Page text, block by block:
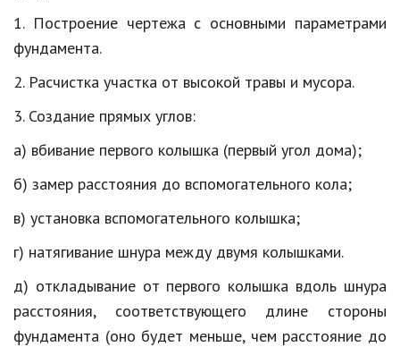
Мода и стиль
Бизнес
Хобби и развлечения
Финансы
Юриспруденция
Природа
Образование
Наука и технологии
1. Построение чертежа с основными параметрами
фундамента.
2. Расчистка участка от высокой травы и мусора.
3. Создание прямых углов:
а) вбивание первого колышка (первый угол дома);
б) замер расстояния до вспомогательного кола;
в) установка вспомогательного колышка;
г) натягивание шнура между двумя колышками.
д) откладывание от первого колышка вдоль шнура
расстояния, соответствующего длине стороны
фундамента (оно будет меньше, чем расстояние до